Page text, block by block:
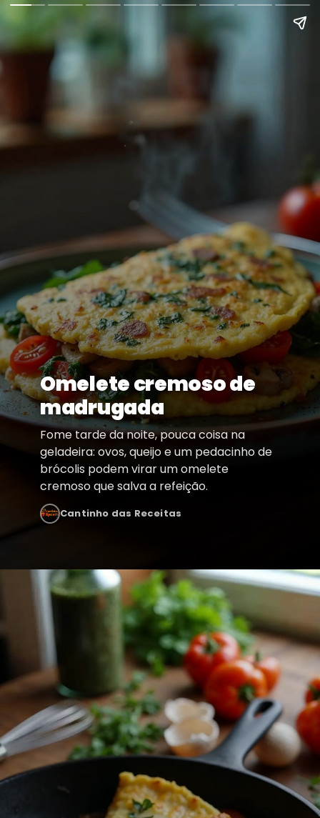
Omelete cremoso de
madrugada
Fome tarde da noite, pouca coisa na
geladeira: ovos, queijo e um pedacinho de
brócolis podem virar um omelete
cremoso que salva a refeição.
Cantinho das Receitas